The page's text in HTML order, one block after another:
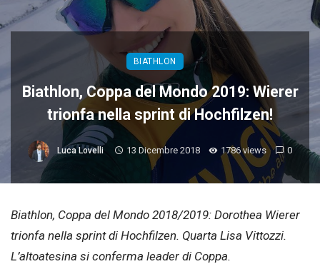
BIATHLON
Biathlon, Coppa del Mondo 2019: Wierer
trionfa nella sprint di Hochfilzen!
Luca Lovelli 13 Dicembre 2018 1786 views 0
Biathlon, Coppa del Mondo 2018/2019: Dorothea Wierer
trionfa nella sprint di Hochfilzen. Quarta Lisa Vittozzi.
L’altoatesina si conferma leader di Coppa.